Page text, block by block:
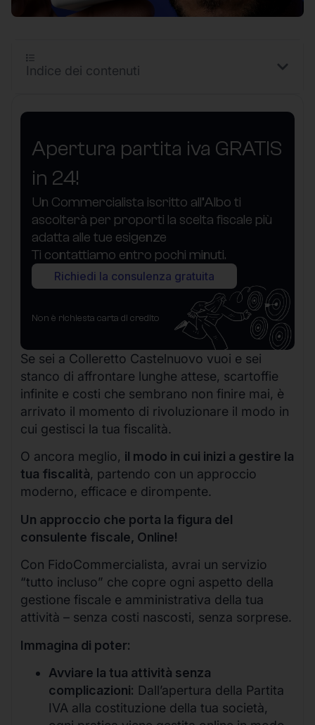
Apertura partita iva GRATIS
in 24!
Un Commercialista iscritto all’Albo ti
ascolterà per proporti la scelta fiscale più
adatta alle tue esigenze
Ti contattiamo entro pochi minuti.
Richiedi la consulenza gratuita
Non è richiesta carta di credito
Se sei a Colleretto Castelnuovo vuoi e sei
stanco di affrontare lunghe attese, scartoffie
infinite e costi che sembrano non finire mai, è
arrivato il momento di rivoluzionare il modo in
cui gestisci la tua fiscalità.
O ancora meglio, il modo in cui inizi a gestire la
tua fiscalità, partendo con un approccio
moderno, efficace e dirompente.
Un approccio che porta la figura del
consulente fiscale, Online!
Con FidoCommercialista, avrai un servizio
“tutto incluso” che copre ogni aspetto della
gestione fiscale e amministrativa della tua
attività – senza costi nascosti, senza sorprese.
Immagina di poter:
Avviare la tua attività senza
complicazioni: Dall’apertura della Partita
IVA alla costituzione della tua società,
Indice dei contenuti